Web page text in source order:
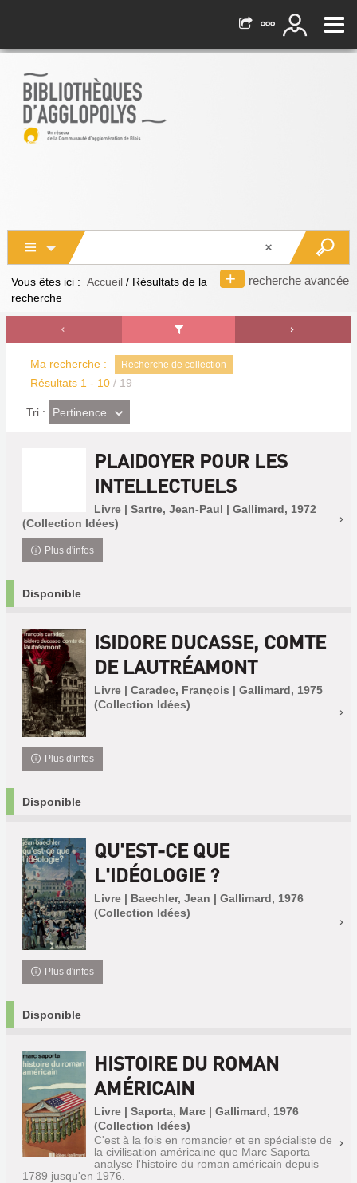
recherche avancée
Vous êtes ici : Accueil / Résultats de la
recherche
Ma recherche : Recherche de collection
Résultats 1 - 10 / 19
Tri : (Effet
imédiat)
Pertinence
PLAIDOYER POUR LES
INTELLECTUELS
Livre | Sartre, Jean-Paul | Gallimard, 1972
(Collection Idées)
Plus d'infos
Disponible
ISIDORE DUCASSE, COMTE
DE LAUTRÉAMONT
Livre | Caradec, François | Gallimard, 1975
(Collection Idées)
Plus d'infos
Disponible
QU'EST-CE QUE
L'IDÉOLOGIE ?
Livre | Baechler, Jean | Gallimard, 1976
(Collection Idées)
Plus d'infos
Disponible
HISTOIRE DU ROMAN
AMÉRICAIN
Livre | Saporta, Marc | Gallimard, 1976
(Collection Idées)
C'est à la fois en romancier et en spécialiste de
la civilisation américaine que Marc Saporta
analyse l'histoire du roman américain depuis
1789 jusqu'en 1976.